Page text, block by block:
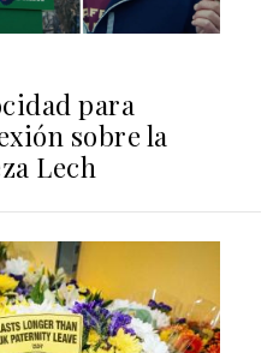
para
sobre la
Lech